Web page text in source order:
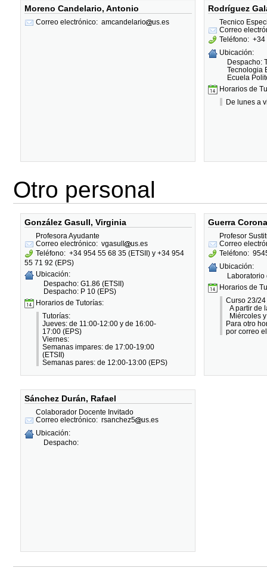
Moreno Candelario, Antonio
Correo electrónico: amcandelario us.es
Rodríguez
Tecnico
Correo
Teléfono: +34
Ubicación:
Despacho:
Tecnologia
Ecuela
Horarios de
De lunes a
Otro personal
González Gasull, Virginia
Profesora Ayudante
Correo electrónico: vgasull
us.es
Teléfono: +34 954 55 68 35 (ETSII) y +34 954
55 71 92 (EPS)
Ubicación:
Despacho: G1.86 (ETSII)
Despacho: P 10 (EPS)
Horarios de Tutorías:
Tutorías:
Jueves: de 11:00-12:00 y de 16:00-
17:00 (EPS)
Viernes:
Semanas impares: de 17:00-19:00
(ETSII)
Semanas pares: de 12:00-13:00 (EPS)
Guerra
Profesor
Correo
Teléfono:
Ubicación:
Laboratorio
Horarios de
Curso 23/24
A partir de
Miércoles
Para otro
por correo
Sánchez Durán, Rafael
Colaborador Docente Invitado
Correo electrónico: rsanchez5
us.es
Ubicación:
Despacho: